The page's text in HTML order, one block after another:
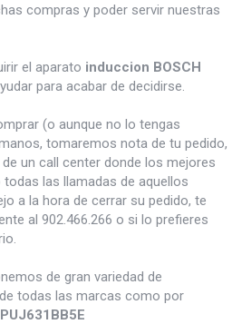
compras y poder servir nuestras
el aparato induccion BOSCH
para acabar de decidirse.
(o aunque no lo tengas
tomaremos nota de tu pedido,
un call center donde los mejores
las llamadas de aquellos
a la hora de cerrar su pedido, te
al 902.466.266 o si lo prefieres
de gran variedad de
de todas las marcas como por